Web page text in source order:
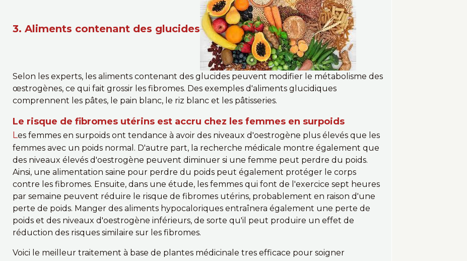
3. Aliments contenant des glucides
Selon les experts, les aliments contenant des glucides peuvent modifier le métabolisme des
œstrogènes, ce qui fait grossir les fibromes. Des exemples d'aliments glucidiques
comprennent les pâtes, le pain blanc, le riz blanc et les pâtisseries.
Le risque de fibromes utérins est accru chez les femmes en surpoids
Les femmes en surpoids ont tendance à avoir des niveaux d'oestrogène plus élevés que les
femmes avec un poids normal. D'autre part, la recherche médicale montre également que
des niveaux élevés d'oestrogène peuvent diminuer si une femme peut perdre du poids.
Ainsi, une alimentation saine pour perdre du poids peut également protéger le corps
contre les fibromes. Ensuite, dans une étude, les femmes qui font de l'exercice sept heures
par semaine peuvent réduire le risque de fibromes utérins, probablement en raison d'une
perte de poids. Manger des aliments hypocaloriques entraînera également une perte de
poids et des niveaux d'oestrogène inférieurs, de sorte qu'il peut produire un effet de
réduction des risques similaire sur les fibromes.
Voici le meilleur traitement à base de plantes médicinale tres efficace pour soigner